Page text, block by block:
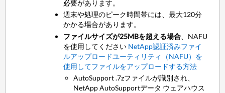
必要があります。
週末や処理のピーク時間帯には、最大120分
かかる場合があります。
ファイルサイズが25MBを超える場合 、NAFU
を使用してください NetApp認証済みファイ
ルアップロードユーティリティ（NAFU）を
使用してファイルをアップロードする方法
AutoSupport .7zファイルが識別され、
NetApp AutoSupportデータ ウェアハウス